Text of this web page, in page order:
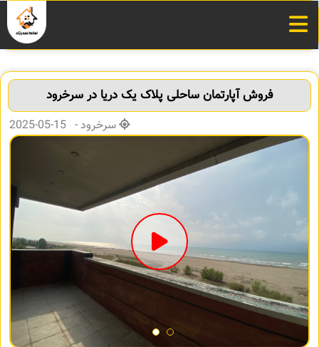
فروش آپارتمان ساحلی پلاک یک دریا در سرخرود
سرخرود - 15-05-2025